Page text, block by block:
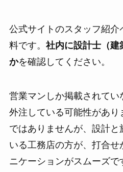
公式サイトのスタッフ紹
料です。 社内に設計士（建
かを確認してください。
営業マンしか掲載されてい
外注している可能性があり
ではありませんが、設計と
いる工務店の方が、打合せ
ニケーションがスムーズで